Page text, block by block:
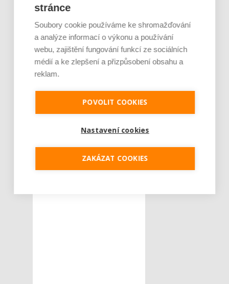
stránce
Soubory cookie používáme ke shromažďování
a analýze informací o výkonu a používání
webu, zajištění fungování funkcí ze sociálních
médií a ke zlepšení a přizpůsobení obsahu a
reklam.
POVOLIT COOKIES
Nastavení cookies
ZAKÁZAT COOKIES